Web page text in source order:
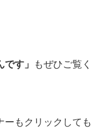
す」
もぜひご覧く
ーもクリックしても